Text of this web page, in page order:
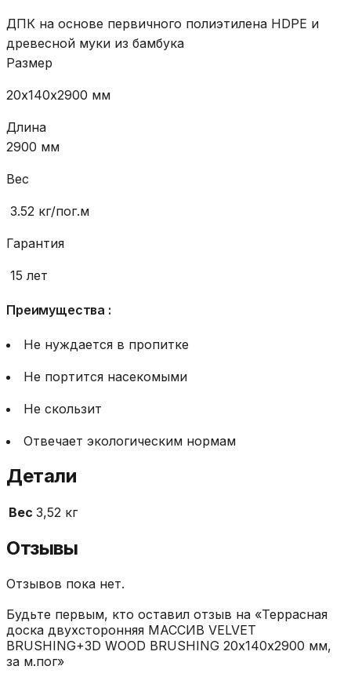
ДПК на основе первичного полиэтилена HDPE и
древесной муки из бамбука
Размер
20х140х2900 мм
Длина
2900 мм
Вес
3.52 кг/пог.м
Гарантия
15 лет
Преимущества :
Не нуждается в пропитке
Не портится насекомыми
Не скользит
Отвечает экологическим нормам
Детали
Вес 3,52 кг
Отзывы
Отзывов пока нет.
Будьте первым, кто оставил отзыв на «Террасная
доска двухсторонняя МАССИВ VELVET
BRUSHING+3D WOOD BRUSHING 20х140х2900 мм,
за м.пог»